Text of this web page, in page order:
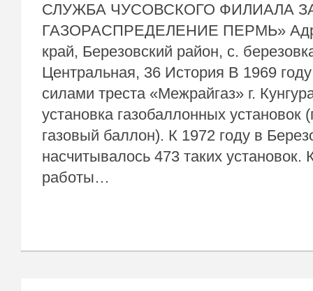
СЛУЖБА ЧУСОВСКОГО ФИЛИАЛА
ГАЗОРАСПРЕДЕЛЕНИЕ ПЕРМЬ»
край, Березовский район, с.
Центральная, 36 История В 1969
силами треста «Межрайгаз» г.
установка газобаллонных установок
газовый баллон). К 1972 году в
насчитывалось 473 таких установок.
работы…